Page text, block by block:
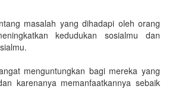
masalah yang dihadapi oleh orang
kedudukan sosialmu dan
menguntungkan bagi mereka yang
karenanya memanfaatkannya sebaik